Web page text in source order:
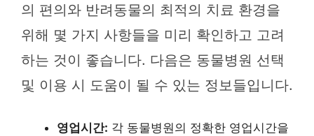
의 편의와 반려동물의 최적의 치료 환경을
위해 몇 가지 사항들을 미리 확인하고 고려
하는 것이 좋습니다. 다음은 동물병원 선택
및 이용 시 도움이 될 수 있는 정보들입니다.
영업시간: 각 동물병원의 정확한 영업시간을